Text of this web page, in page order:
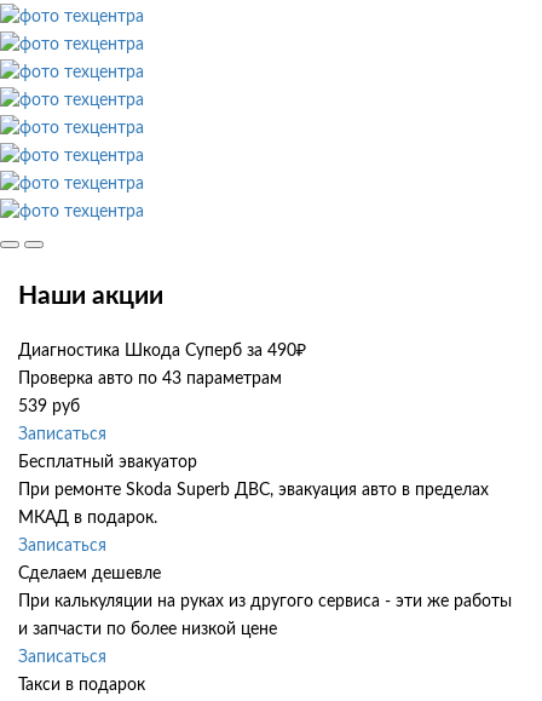
Наши акции
Диагностика Шкода Суперб за 490₽
Проверка авто по 43 параметрам
539 руб
Записаться
Бесплатный эвакуатор
При ремонте Skoda Superb ДВС, эвакуация авто в пределах
МКАД в подарок.
Записаться
Сделаем дешевле
При калькуляции на руках из другого сервиса - эти же работы
и запчасти по более низкой цене
Записаться
Такси в подарок